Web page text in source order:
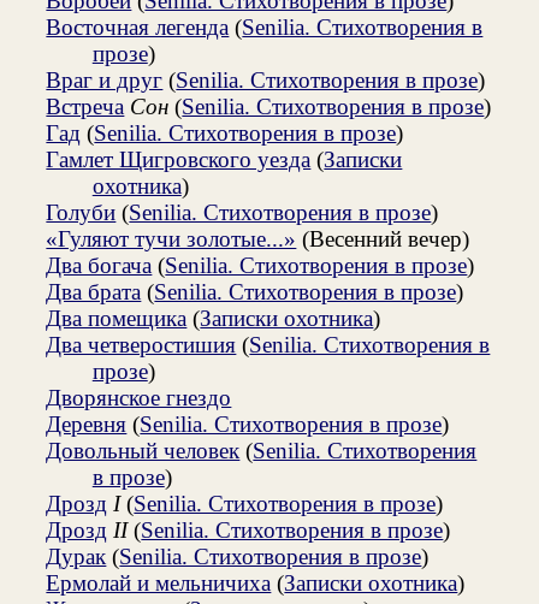
Восточная легенда (Senilia. Стихотворения в
прозе)
Враг и друг (Senilia. Стихотворения в прозе)
Встреча Сон (Senilia. Стихотворения в прозе)
Гад (Senilia. Стихотворения в прозе)
Гамлет Щигровского уезда (Записки
охотника)
Голуби (Senilia. Стихотворения в прозе)
«Гуляют тучи золотые...» (Весенний вечер)
Два богача (Senilia. Стихотворения в прозе)
Два брата (Senilia. Стихотворения в прозе)
Два помещика (Записки охотника)
Два четверостишия (Senilia. Стихотворения в
прозе)
Дворянское гнездо
Деревня (Senilia. Стихотворения в прозе)
Довольный человек (Senilia. Стихотворения
в прозе)
Дрозд I(Senilia. Стихотворения в прозе)
Дрозд II(Senilia. Стихотворения в прозе)
Дурак (Senilia. Стихотворения в прозе)
Ермолай и мельничиха (Записки охотника)